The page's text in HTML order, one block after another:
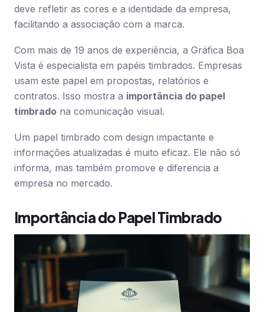
deve refletir as cores e a identidade da empresa,
facilitando a associação com a marca.
Com mais de 19 anos de experiência, a Gráfica Boa
Vista é especialista em papéis timbrados. Empresas
usam este papel em propostas, relatórios e
contratos. Isso mostra a importância do papel
timbrado na comunicação visual.
Um papel timbrado com design impactante e
informações atualizadas é muito eficaz. Ele não só
informa, mas também promove e diferencia a
empresa no mercado.
Importância do Papel Timbrado